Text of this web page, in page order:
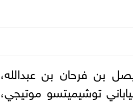
بن فرحان بن عبدالله،
توشيميتسو موتيجي،